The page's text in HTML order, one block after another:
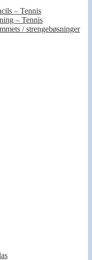
– Tennis
– Tennis
/ strengebøsninger